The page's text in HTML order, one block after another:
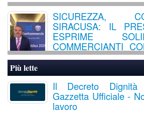
SICUREZZA,
SIRACUSA: IL
ESPRIME
COMMERCIANTI
UN
Più lette
Il Decreto Dignità
Gazzetta Ufficiale -
lavoro